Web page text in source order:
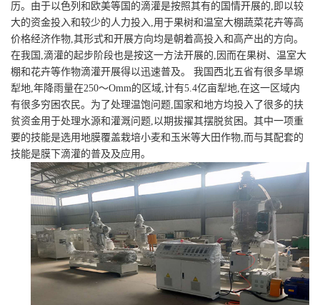
历。由于以色列和欧美等国的滴灌是按照其有的国情开展的,即以较
大的资金投入和较少的人力投入,用于果树和温室大棚蔬菜花卉等高
价格经济作物,其形式和开展方向均是朝着高投入和高产出的方向。
在我国,滴灌的起步阶段也是按这一方法开展的,因而在果树、温室大
棚和花卉等作物滴灌开展得以迅速普及。 我国西北五省有很多旱塬
犁地,年降雨量在250～Omm的区域,计有5.4亿亩犁地,在这一区域内
有很多穷困农民。为了处理温饱问题,国家和地方均投入了很多的扶
贫资金用于处理水源和灌溉问题,以期拔擢其摆脱贫困。其中一项重
要的技能是选用地膜覆盖栽培小麦和玉米等大田作物,而与其配套的
技能是膜下滴灌的普及及应用。